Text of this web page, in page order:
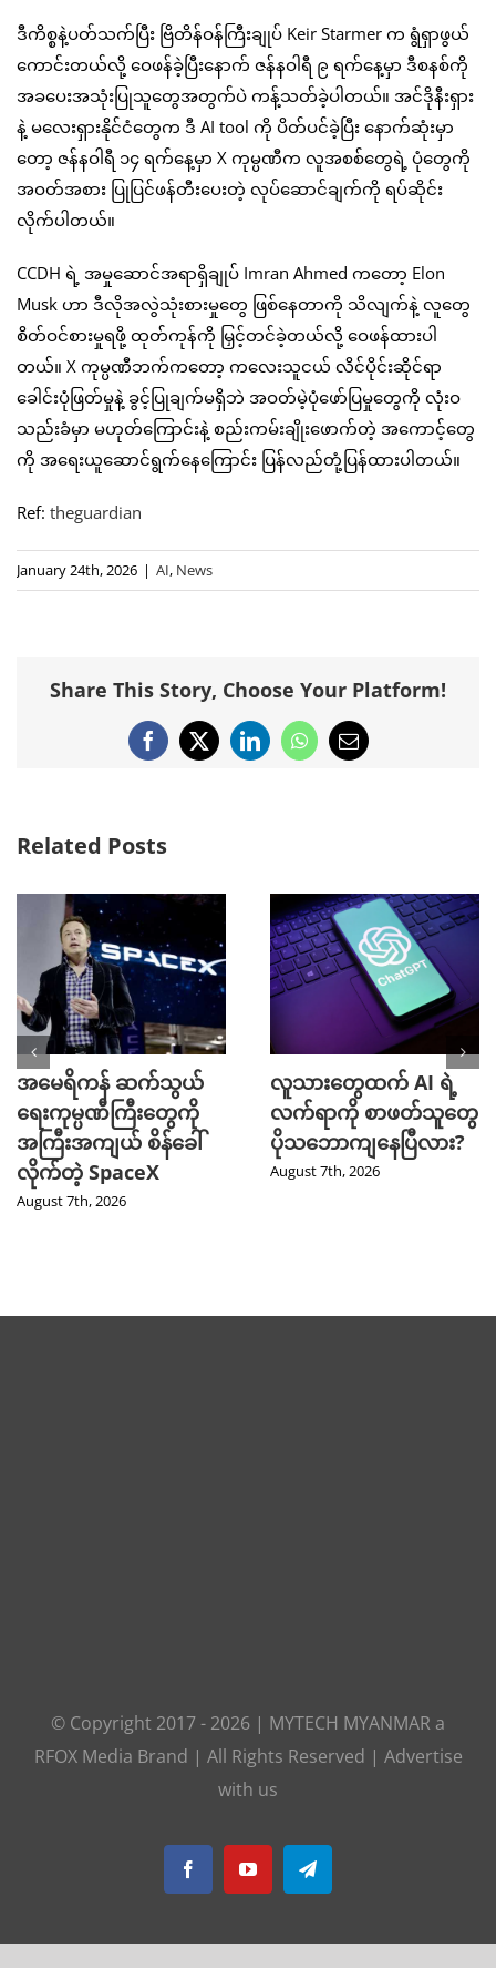
ဒီကိစ္စနဲ့ပတ်သက်ပြီး ဗြိတိန်ဝန်ကြီးချုပ် Keir Starmer က ရွံရှာဖွယ်
ကောင်းတယ်လို့ ဝေဖန်ခဲ့ပြီးနောက် ဇန်နဝါရီ ၉ ရက်နေ့မှာ ဒီစနစ်ကို
အခပေးအသုံးပြုသူတွေအတွက်ပဲ ကန့်သတ်ခဲ့ပါတယ်။ အင်ဒိုနီးရှား
နဲ့ မလေးရှားနိုင်ငံတွေက ဒီ AI tool ကို ပိတ်ပင်ခဲ့ပြီး နောက်ဆုံးမှာ
တော့ ဇန်နဝါရီ ၁၄ ရက်နေ့မှာ X ကုမ္ပဏီက လူအစစ်တွေရဲ့ ပုံတွေကို
အဝတ်အစား ပြုပြင်ဖန်တီးပေးတဲ့ လုပ်ဆောင်ချက်ကို ရပ်ဆိုင်း
လိုက်ပါတယ်။
CCDH ရဲ့ အမှုဆောင်အရာရှိချုပ် Imran Ahmed ကတော့ Elon
Musk ဟာ ဒီလိုအလွဲသုံးစားမှုတွေ ဖြစ်နေတာကို သိလျက်နဲ့ လူတွေ
စိတ်ဝင်စားမှုရဖို့ ထုတ်ကုန်ကို မြှင့်တင်ခဲ့တယ်လို့ ဝေဖန်ထားပါ
တယ်။ X ကုမ္ပဏီဘက်ကတော့ ကလေးသူငယ် လိင်ပိုင်းဆိုင်ရာ
ခေါင်းပုံဖြတ်မှုနဲ့ ခွင့်ပြုချက်မရှိဘဲ အဝတ်မဲ့ပုံဖော်ပြမှုတွေကို လုံးဝ
သည်းခံမှာ မဟုတ်ကြောင်းနဲ့ စည်းကမ်းချိုးဖောက်တဲ့ အကောင့်တွေ
ကို အရေးယူဆောင်ရွက်နေကြောင်း ပြန်လည်တုံ့ပြန်ထားပါတယ်။
Ref: theguardian
January 24th, 2026 | AI, News
Share This Story, Choose Your Platform!
Facebook
X LinkedInWhatsApp
Email
Related Posts
အမေရိကန် ဆက်သွယ်
ရေးကုမ္ပဏီကြီးတွေကို
အကြီးအကျယ် စိန်ခေါ်
လိုက်တဲ့ SpaceX
August 7th, 2026
လူသားတွေထက် AI ရဲ့
လက်ရာကို စာဖတ်သူတွေ
ပိုသဘောကျနေပြီလား?
August 7th, 2026
© Copyright 2017 - 2026 | MYTECH MYANMAR a
RFOX Media Brand | All Rights Reserved | Advertise
with us
FacebookYouTubeTelegram